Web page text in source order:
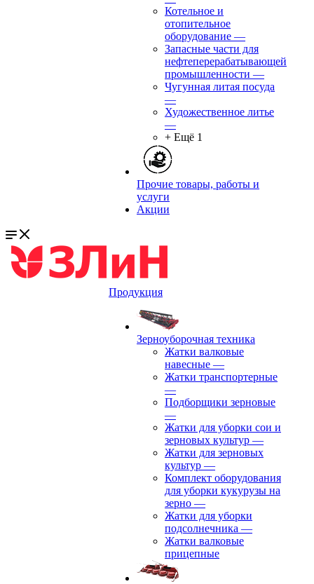
Котельное и
отопительное
оборудование —
Запасные части для
нефтеперерабатывающей
промышленности —
Чугунная литая посуда
—
Художественное литье
—
+ Ещё 1
Прочие товары, работы и
услуги
Акции
Продукция
Зерноуборочная техника
Жатки валковые
навесные —
Жатки транспортерные
—
Подборщики зерновые
—
Жатки для уборки сои и
зерновых культур —
Жатки для зерновых
культур —
Комплект оборудования
для уборки кукурузы на
зерно —
Жатки для уборки
подсолнечника —
Жатки валковые
прицепные